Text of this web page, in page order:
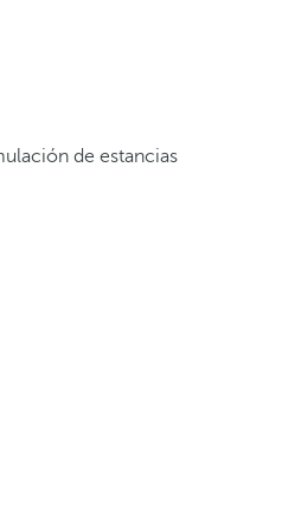
de estancias